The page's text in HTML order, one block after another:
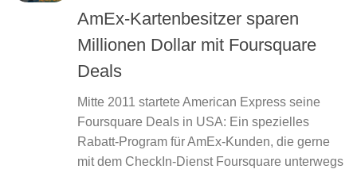
AmEx-Kartenbesitzer sparen
Millionen Dollar mit Foursquare
Deals
Mitte 2011 startete American Express seine
Foursquare Deals in USA: Ein spezielles
Rabatt-Program für AmEx-Kunden, die gerne
mit dem CheckIn-Dienst Foursquare unterwegs